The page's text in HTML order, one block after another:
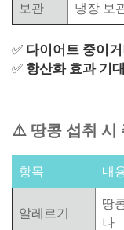
보관 냉장 보
✅ 다이어트 중이
✅ 항산화 효과 기
⚠️ 땅콩 섭취 시
항목 내
알레르기
땅
나